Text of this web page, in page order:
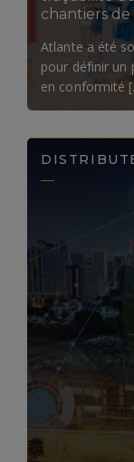
chantiers de
Atlante a été
pour définir un
en conformité